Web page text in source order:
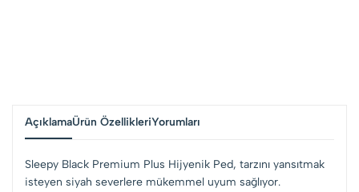
AçıklamaÜrün ÖzellikleriYorumları
Sleepy Black Premium Plus Hijyenik Ped, tarzını yansıtmak
isteyen siyah severlere mükemmel uyum sağlıyor.